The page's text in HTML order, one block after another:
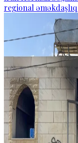
regional əməkdaşlıq